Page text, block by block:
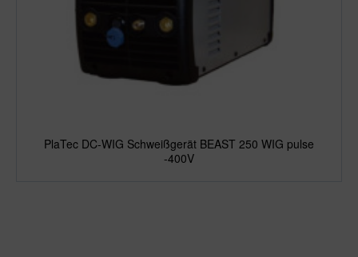
PlaTec DC-WIG Schweißgerät BEAST 250 WIG pulse
-400V